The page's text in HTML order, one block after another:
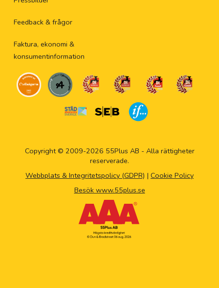
Feedback & frågor
Faktura, ekonomi &
konsumentinformation
Copyright © 2009-2026 55Plus AB - Alla rättigheter
reserverade.
Webbplats & Integritetspolicy (GDPR) | Cookie Policy
Besök www.55plus.se